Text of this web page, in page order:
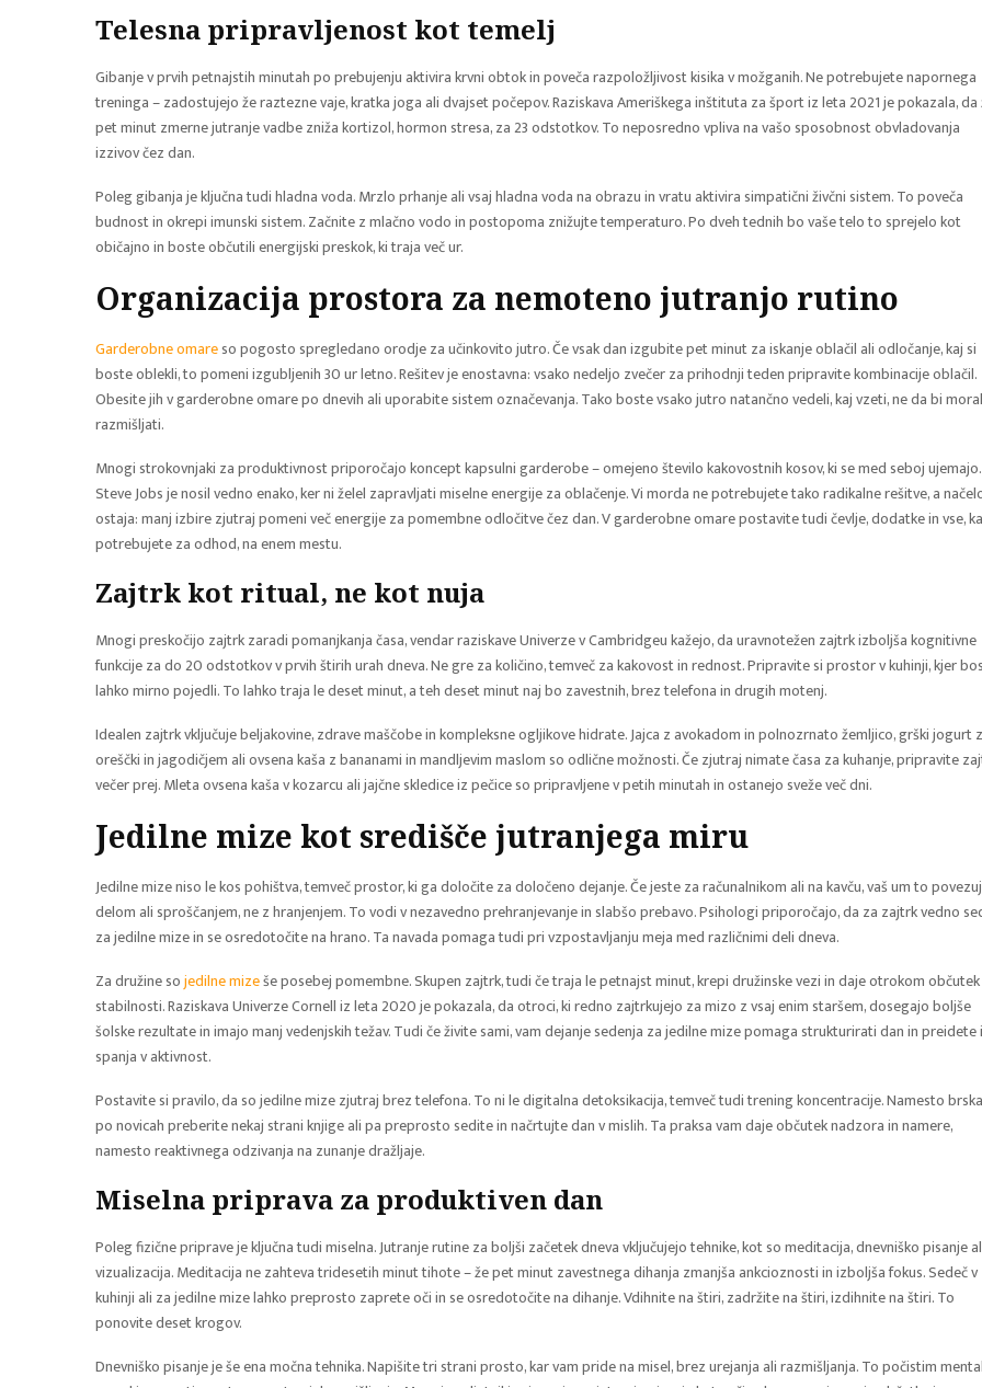
Telesna pripravljenost kot temelj
Gibanje v prvih petnajstih minutah po prebujenju aktivira krvni obtok in poveča razpoložljivost kisika v možganih. Ne potrebujete napornega
treninga – zadostujejo že raztezne vaje, kratka joga ali dvajset počepov. Raziskava Ameriškega inštituta za šport iz leta 2021 je pokazala, da
pet minut zmerne jutranje vadbe zniža kortizol, hormon stresa, za 23 odstotkov. To neposredno vpliva na vašo sposobnost obvladovanja
izzivov čez dan.
Poleg gibanja je ključna tudi hladna voda. Mrzlo prhanje ali vsaj hladna voda na obrazu in vratu aktivira simpatični živčni sistem. To poveča
budnost in okrepi imunski sistem. Začnite z mlačno vodo in postopoma znižujte temperaturo. Po dveh tednih bo vaše telo to sprejelo kot
običajno in boste občutili energijski preskok, ki traja več ur.
Organizacija prostora za nemoteno jutranjo rutino
Garderobne omareso pogosto spregledano orodje za učinkovito jutro. Če vsak dan izgubite pet minut za iskanje oblačil ali odločanje, kaj si
boste oblekli, to pomeni izgubljenih 30 ur letno. Rešitev je enostavna: vsako nedeljo zvečer za prihodnji teden pripravite kombinacije oblačil.
Obesite jih v garderobne omare po dnevih ali uporabite sistem označevanja. Tako boste vsako jutro natančno vedeli, kaj vzeti, ne da bi
razmišljati.
Mnogi strokovnjaki za produktivnost priporočajo koncept kapsulni garderobe – omejeno število kakovostnih kosov, ki se med seboj ujemajo.
Steve Jobs je nosil vedno enako, ker ni želel zapravljati miselne energije za oblačenje. Vi morda ne potrebujete tako radikalne rešitve, a
ostaja: manj izbire zjutraj pomeni več energije za pomembne odločitve čez dan. V garderobne omare postavite tudi čevlje, dodatke in vse,
potrebujete za odhod, na enem mestu.
Zajtrk kot ritual, ne kot nuja
Mnogi preskočijo zajtrk zaradi pomanjkanja časa, vendar raziskave Univerze v Cambridgeu kažejo, da uravnotežen zajtrk izboljša kognitivne
funkcije za do 20 odstotkov v prvih štirih urah dneva. Ne gre za količino, temveč za kakovost in rednost. Pripravite si prostor v kuhinji, kjer
lahko mirno pojedli. To lahko traja le deset minut, a teh deset minut naj bo zavestnih, brez telefona in drugih motenj.
Idealen zajtrk vključuje beljakovine, zdrave maščobe in kompleksne ogljikove hidrate. Jajca z avokadom in polnozrnato žemljico, grški jogurt z
oreščki in jagodičjem ali ovsena kaša z bananami in mandljevim maslom so odlične možnosti. Če zjutraj nimate časa za kuhanje, pripravite
večer prej. Mleta ovsena kaša v kozarcu ali jajčne skledice iz pečice so pripravljene v petih minutah in ostanejo sveže več dni.
Jedilne mize kot središče jutranjega miru
Jedilne mize niso le kos pohištva, temveč prostor, ki ga določite za določeno dejanje. Če jeste za računalnikom ali na kavču, vaš um to
delom ali sproščanjem, ne z hranjenjem. To vodi v nezavedno prehranjevanje in slabšo prebavo. Psihologi priporočajo, da za zajtrk vedno
za jedilne mize in se osredotočite na hrano. Ta navada pomaga tudi pri vzpostavljanju meja med različnimi deli dneva.
Za družine sojedilne mizeše posebej pomembne. Skupen zajtrk, tudi če traja le petnajst minut, krepi družinske vezi in daje otrokom občutek
stabilnosti. Raziskava Univerze Cornell iz leta 2020 je pokazala, da otroci, ki redno zajtrkujejo za mizo z vsaj enim staršem, dosegajo boljše
šolske rezultate in imajo manj vedenjskih težav. Tudi če živite sami, vam dejanje sedenja za jedilne mize pomaga strukturirati dan in preidete
spanja v aktivnost.
Postavite si pravilo, da so jedilne mize zjutraj brez telefona. To ni le digitalna detoksikacija, temveč tudi trening koncentracije. Namesto
po novicah preberite nekaj strani knjige ali pa preprosto sedite in načrtujte dan v mislih. Ta praksa vam daje občutek nadzora in namere,
namesto reaktivnega odzivanja na zunanje dražljaje.
Miselna priprava za produktiven dan
Poleg fizične priprave je ključna tudi miselna. Jutranje rutine za boljši začetek dneva vključujejo tehnike, kot so meditacija, dnevniško pisanje
vizualizacija. Meditacija ne zahteva tridesetih minut tihote – že pet minut zavestnega dihanja zmanjša ankcioznosti in izboljša fokus. Sedeč v
kuhinji ali za jedilne mize lahko preprosto zaprete oči in se osredotočite na dihanje. Vdihnite na štiri, zadržite na štiri, izdihnite na štiri. To
ponovite deset krogov.
Dnevniško pisanje je še ena močna tehnika. Napišite tri strani prosto, kar vam pride na misel, brez urejanja ali razmišljanja. To počistim